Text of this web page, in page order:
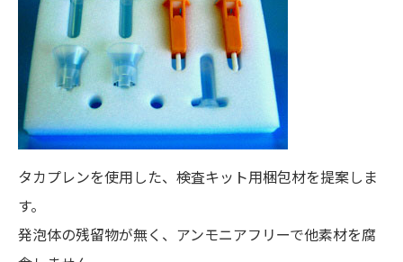
タカプレンを使用した、検査キット用梱包材を提案しま
す。
発泡体の残留物が無く、アンモニアフリーで他素材を腐